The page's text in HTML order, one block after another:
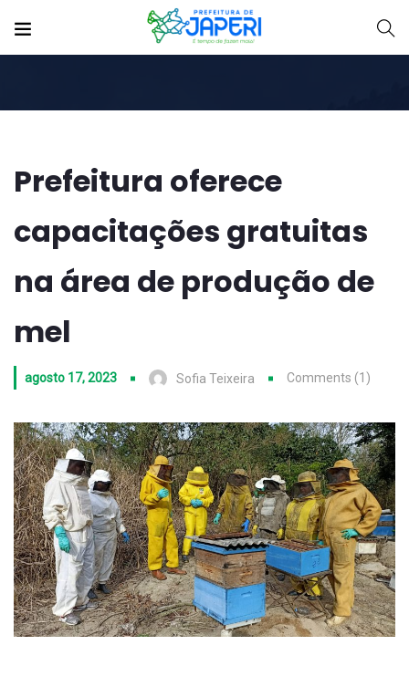
Prefeitura oferece
capacitações gratuitas
na área de produção de
mel
agosto 17, 2023 Sofia Teixeira Comments (1)